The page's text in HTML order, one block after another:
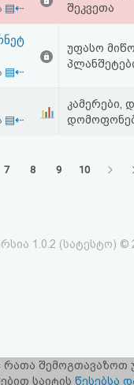
▤⇠
შეკვეთა
▤⇠
უფასო
▤⇠
კამერები,
7 8 9 10
1.0.2 (სატესტო) ©
TOP.GE-ს
რათა
საიტის წესებსა